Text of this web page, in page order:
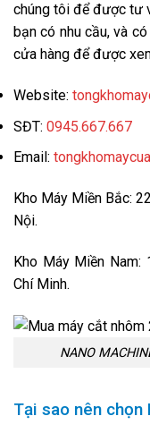
chúng tôi để được tư
bạn có nhu cầu, và
cửa hàng để được
Website:
SĐT: 0945.667.667
Email:
Kho Máy Miền Bắc:
Nội.
Kho Máy Miền Nam:
Chí Minh.
NANO
Tại sao nên chọn